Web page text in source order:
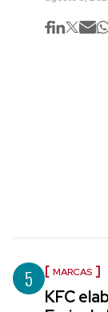
5 MARCAS
KFC